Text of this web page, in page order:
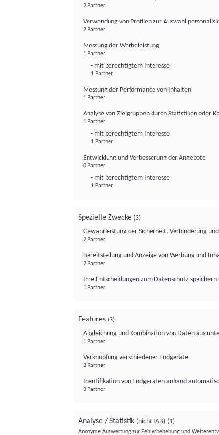
2 Partner
Verwendung von Profilen zur Auswahl
2 Partner
Messung der Werbeleistung
1 Partner
- mit berechtigtem Interesse
1 Partner
Messung der Performance von Inhalten
1 Partner
Analyse von Zielgruppen durch Statistiken oder
1 Partner
- mit berechtigtem Interesse
1 Partner
Entwicklung und Verbesserung der Angebote
0 Partner
- mit berechtigtem Interesse
1 Partner
Spezielle Zwecke (3)
Gewährleistung der Sicherheit, Verhinderung
2 Partner
Bereitstellung und Anzeige von Werbung und
2 Partner
Ihre Entscheidungen zum Datenschutz
1 Partner
Features (3)
Abgleichung und Kombination von Daten aus
1 Partner
Verknüpfung verschiedener Endgeräte
2 Partner
Identifikation von Endgeräten anhand
3 Partner
Analyse / Statistik (nicht IAB) (1)
Anonyme Auswertung zur Fehlerbehebung und